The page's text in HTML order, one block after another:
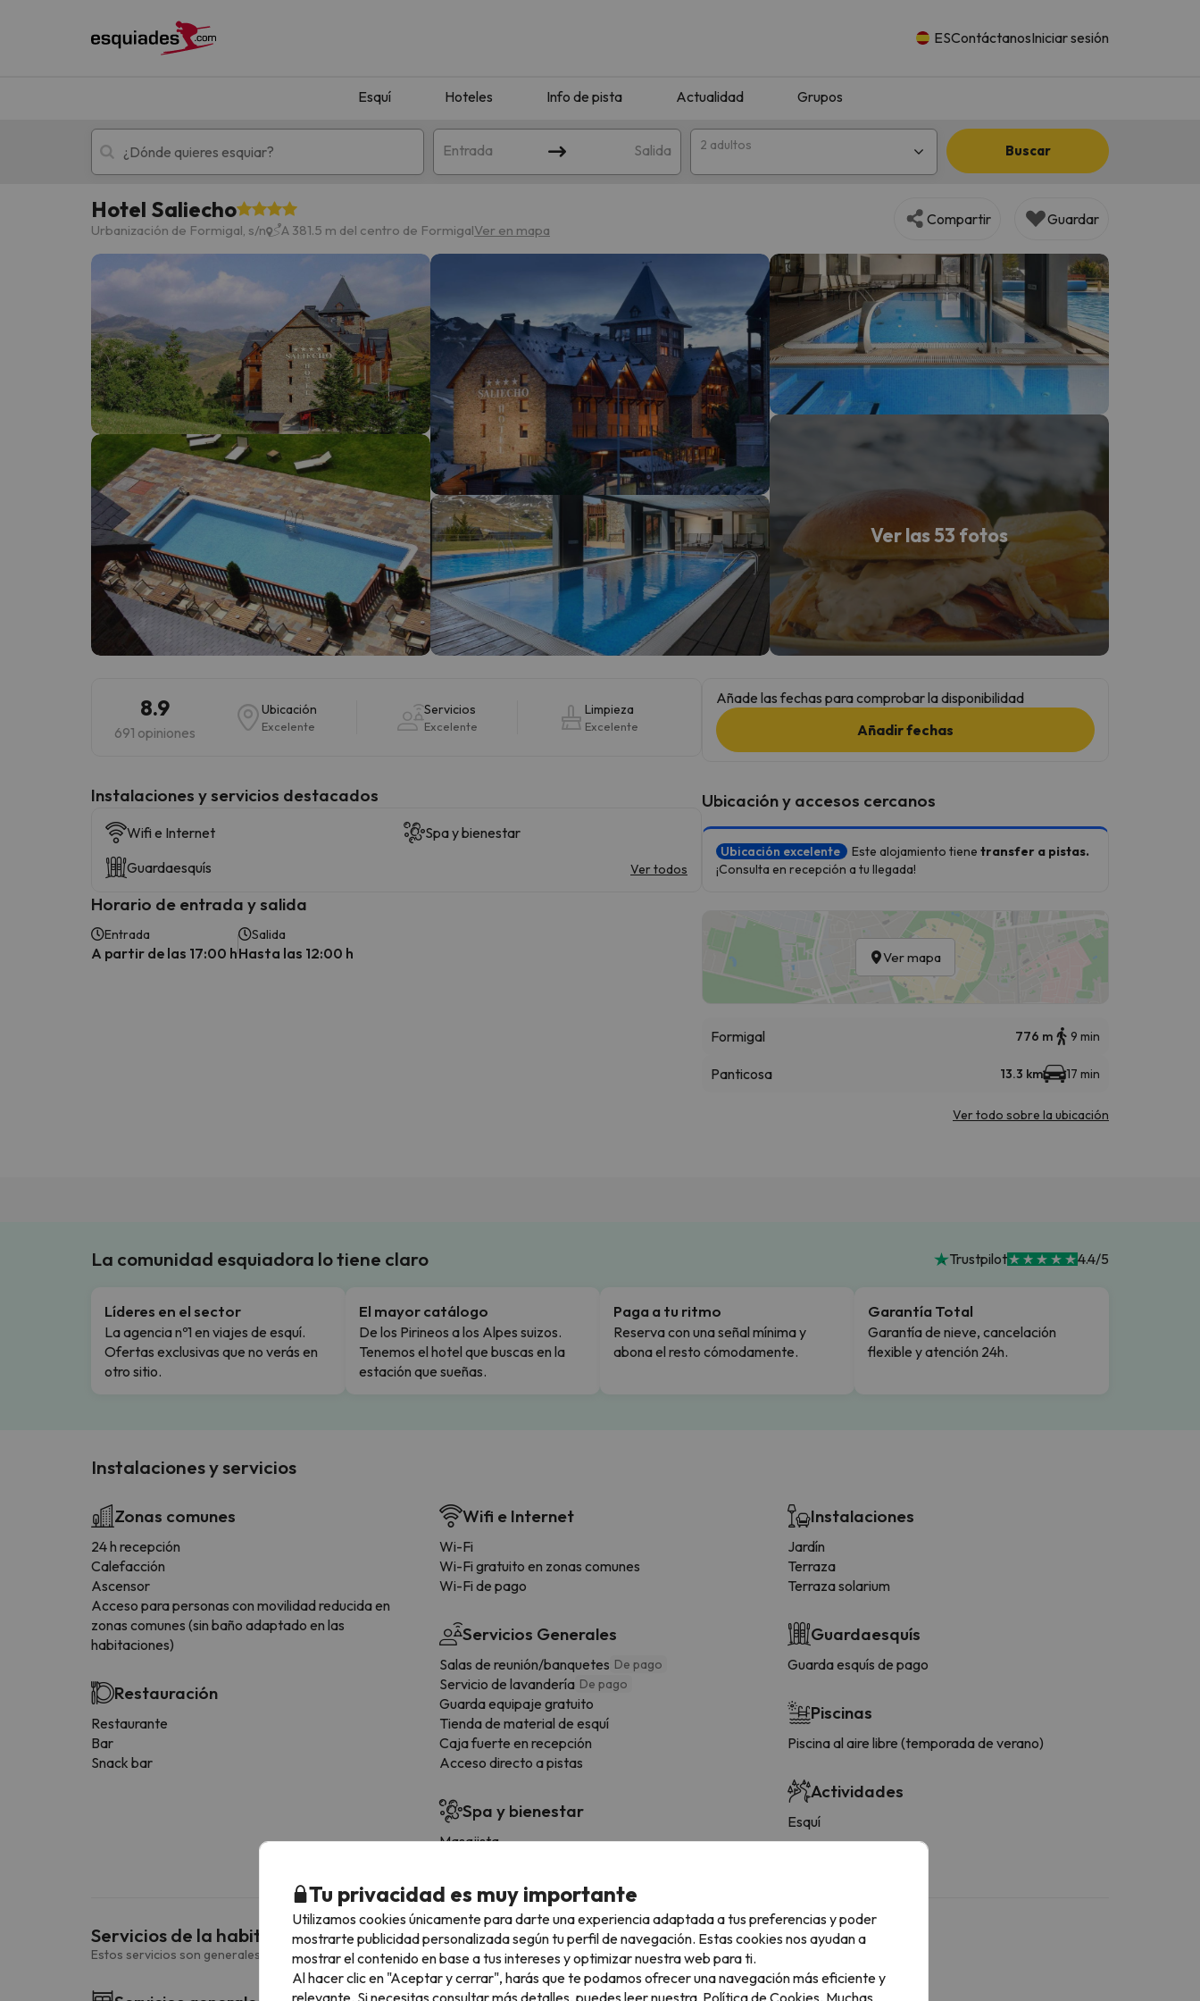
ESContáctanosIniciar sesión
Esquí Hoteles Info de pista Actualidad Grupos
Entrada Salida 2 adultos Buscar
Esquí Escapadas
¡Vaya! No hemos encontrado ningún resultado que coincida con tu búsqueda. Prueba a modificar el destino.
¡Vaya! Parece que nuestro buscador ha perdido el norte. En cuanto encuentre su brújula vuelve.
Hotel Saliecho
Urbanización de Formigal, s/n A 381.5 m del centro de FormigalVer en mapa
Compartir Guardar
Ver las 53 fotos
8.9
691 opiniones
Ubicación
Excelente
Servicios
Excelente
Limpieza
Excelente
Instalaciones y servicios destacados
Wifi e Internet
Spa y bienestar
Guardaesquís
Ver todos
Horario de entrada y salida
Entrada
A partir de las 17:00 h
Salida
Hasta las 12:00 h
Añade las fechas para comprobar la disponibilidad
Añadir fechas
Ubicación y accesos cercanos
Ubicación excelente Este alojamiento tiene transfer a pistas.
¡Consulta en recepción a tu llegada!
Ver mapa
Formigal 776 m 9 min
Panticosa 13.3 km 17 min
Ver todo sobre la ubicación
La comunidad esquiadora lo tiene claro Trustpilot 4.4/5
Líderes en el sector
La agencia nº1 en viajes de esquí.
Ofertas exclusivas que no verás en
otro sitio.
El mayor catálogo
De los Pirineos a los Alpes suizos.
Tenemos el hotel que buscas en la
estación que sueñas.
Paga a tu ritmo
Reserva con una señal mínima y
abona el resto cómodamente.
Garantía Total
Garantía de nieve, cancelación
flexible y atención 24h.
Instalaciones y servicios
Zonas comunes
24 h recepción
Calefacción
Ascensor
Acceso para personas con movilidad reducida en
zonas comunes (sin baño adaptado en las
habitaciones)
Restauración
Restaurante
Bar
Snack bar
Wifi e Internet
Wi-Fi
Wi-Fi gratuito en zonas comunes
Wi-Fi de pago
Servicios Generales
Salas de reunión/banquetes De pago
Servicio de lavandería De pago
Guarda equipaje gratuito
Tienda de material de esquí
Caja fuerte en recepción
Acceso directo a pistas
Spa y bienestar
Masajista
Instalaciones
Jardín
Terraza
Terraza solarium
Guardaesquís
Guarda esquís de pago
Piscinas
Piscina al aire libre (temporada de verano)
Actividades
Esquí
Servicios de la habitación
Estos servicios son generales y pueden variar según la tipología de habitación.
Tu privacidad es muy importante
Utilizamos cookies únicamente para darte una experiencia adaptada a tus preferencias y poder
mostrarte publicidad personalizada según tu perfil de navegación. Estas cookies nos ayudan a
mostrar el contenido en base a tus intereses y optimizar nuestra web para ti.
Al hacer clic en "Aceptar y cerrar", harás que te podamos ofrecer una navegación más eficiente y
relevante. Si necesitas consultar más detalles, puedes leer nuestra Política de Cookies. Muchas